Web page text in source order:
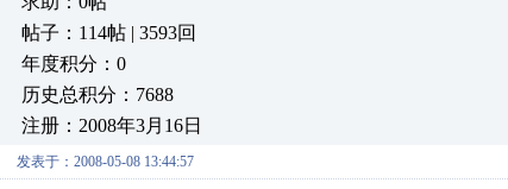
帖子：114帖 | 3593回
年度积分：0
历史总积分：7688
注册：2008年3月16日
发表于：2008-05-08 13:44:57